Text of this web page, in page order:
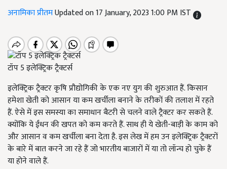
अनामिका प्रीतमUpdated on 17 January, 2023 1:00 PM IST
टॉप 5 इलेक्ट्रिक ट्रैक्टर्स
इलेक्ट्रिक ट्रैक्टर कृषि प्रौद्योगिकी के एक नए युग की शुरुआत हैं. किसान
हमेशा खेती को आसान या कम खर्चीला बनाने के तरीकों की तलाश में रहते
हैं. ऐसे में इस समस्या का समाधान बैटरी से चलने वाले ट्रैक्टर कर सकते हैं.
क्योंकि ये ईंधन की खपत को कम करते हैं. साथ ही ये खेती-बाड़ी के काम को
और आसान व कम खर्चीला बना देता है. इस लेख मेंहम उन इलेक्ट्रिक ट्रैक्टरों
के बारे में बात करने जा रहे हैं जो भारतीय बाजारों में या तो लॉन्च हो चुके हैं
या होने वाले हैं.